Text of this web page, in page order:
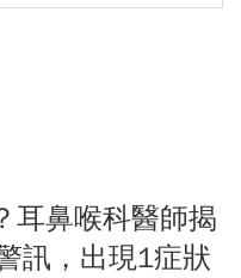
耳鼻喉科醫師揭
訊，出現1症狀